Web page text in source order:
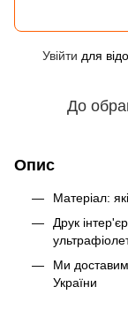
Увійти для
До
Опис
Матеріал:
Друк
Ми
України